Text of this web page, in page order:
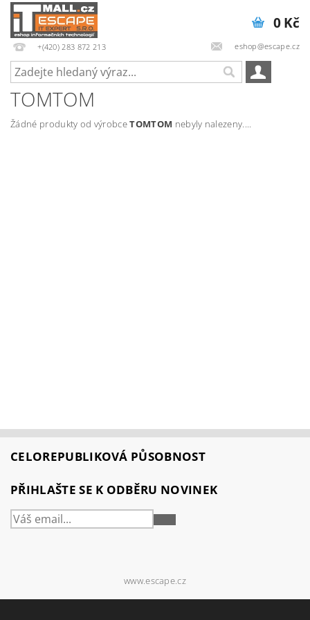
+(420) 283 872 213 eshop@escape.cz
0 Kč
TOMTOM
Žádné produkty od výrobceTOMTOM nebyly nalezeny....
CELOREPUBLIKOVÁ PŮSOBNOST
PŘIHLAŠTE SE K ODBĚRU NOVINEK
PŘIHLÁSIT
www.escape.cz